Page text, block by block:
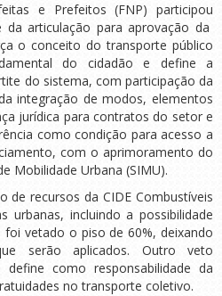
e Prefeitos (FNP) participou
articulação para aprovação da
o conceito do transporte público
do cidadão e define a
do sistema, com participação da
integração de modos, elementos
jurídica para contratos do setor e
como condição para acesso a
com o aprimoramento do
Mobilidade Urbana (SIMU).
de recursos da CIDE Combustíveis
urbanas, incluindo a possibilidade
vetado o piso de 60%, deixando
serão aplicados. Outro veto
como responsabilidade da
no transporte coletivo.